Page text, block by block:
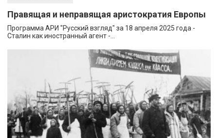
Правящая и неправящая аристократия Европы
Программа АРИ "Русский взгляд" за 18 апреля 2025 года -
Сталин как иностранный агент -...